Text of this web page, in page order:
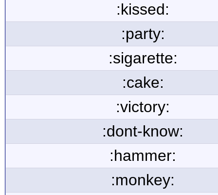
:kissed:
:party:
:sigarette:
:cake:
:victory:
:dont-know:
:hammer:
:monkey: